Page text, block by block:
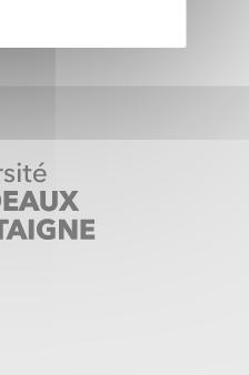
sera facultative et
à la séance 1 pour